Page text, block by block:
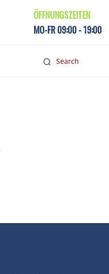
ÖFFNUNGSZEITEN
MO-FR 09:00 - 19:00